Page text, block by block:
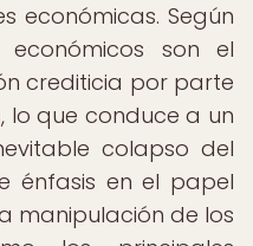
económicas. Según
son el
crediticia por parte
lo que conduce a un
colapso del
énfasis en el papel
manipulación de los